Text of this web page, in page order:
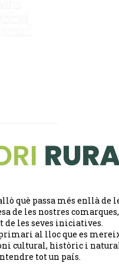
què passa més enllà de
de les nostres
de les seves iniciatives.
al lloc que es
cultural, històric i
tot un país.